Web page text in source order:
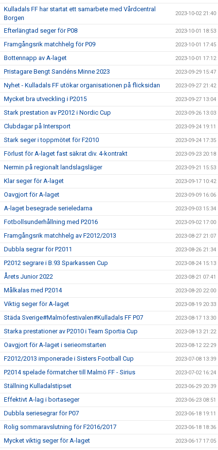
Kulladals FF har startat ett samarbete med Vårdcentral
Borgen
2023-10-02 21:40
Efterlängtad seger för P08 2023-10-01 18:53
Framgångsrik matchhelg för P09 2023-10-01 17:45
Bottennapp av A-laget 2023-10-01 17:12
Pristagare Bengt Sandéns Minne 2023 2023-09-29 15:47
Nyhet - Kulladals FF utökar organisationen på flicksidan 2023-09-27 21:42
Mycket bra utveckling i P2015 2023-09-27 13:04
Stark prestation av P2012 i Nordic Cup 2023-09-26 13:03
Clubdagar på Intersport 2023-09-24 19:11
Stark seger i toppmötet för F2010 2023-09-24 17:35
Förlust för A-laget fast säkrat div. 4-kontrakt 2023-09-23 20:18
Nermin på regionalt landslagsläger 2023-09-21 15:53
Klar seger för A-laget 2023-09-17 10:42
Oavgjort för A-laget 2023-09-09 16:06
A-laget besegrade serieledarna 2023-09-03 15:34
Fotbollsunderhållning med P2016 2023-09-02 17:00
Framgångsrik matchhelg av F2012/2013 2023-08-27 21:07
Dubbla segrar för P2011 2023-08-26 21:34
P2012 segrare i B.93 Sparkassen Cup 2023-08-24 15:13
Årets Junior 2022 2023-08-21 07:41
Målkalas med P2014 2023-08-20 22:00
Viktig seger för A-laget 2023-08-19 20:33
Städa Sverige#Malmöfestivalen#Kulladals FF P07 2023-08-17 13:30
Starka prestationer av P2010 i Team Sportia Cup 2023-08-13 21:22
Oavgjort för A-laget i serieomstarten 2023-08-12 22:29
F2012/2013 imponerade i Sisters Football Cup 2023-07-08 13:39
P2014 spelade förmatcher till Malmö FF - Sirius 2023-07-02 16:24
Ställning Kulladalstipset 2023-06-29 20:39
Effektivt A-lag i bortaseger 2023-06-23 08:51
Dubbla seriesegrar för P07 2023-06-18 19:11
Rolig sommaravslutning för F2016/2017 2023-06-18 18:36
Mycket viktig seger för A-laget 2023-06-17 17:05